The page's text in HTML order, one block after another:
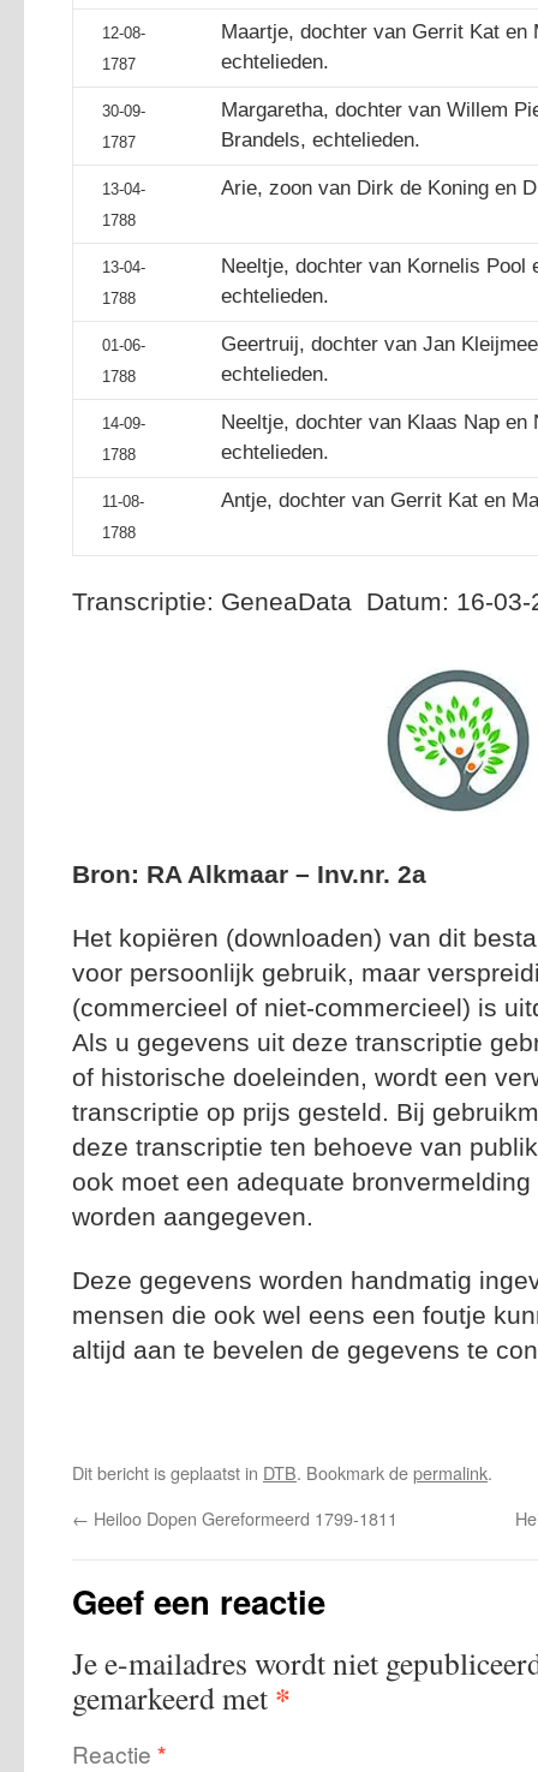
12-08-
1787
Maartje, dochter van Gerrit Kat en
echtelieden.
30-09-
1787
Margaretha, dochter van Willem
Brandels, echtelieden.
13-04-
1788
Arie, zoon van Dirk de Koning en
13-04-
1788
Neeltje, dochter van Kornelis Pool
echtelieden.
01-06-
1788
Geertruij, dochter van Jan
echtelieden.
14-09-
1788
Neeltje, dochter van Klaas Nap
echtelieden.
11-08-
1788
Antje, dochter van Gerrit Kat en
Transcriptie: GeneaData Datum: 16-03-
Bron: RA Alkmaar – Inv.nr. 2a
Het kopiëren (downloaden) van dit
voor persoonlijk gebruik, maar
(commercieel of niet-commercieel) is
Als u gegevens uit deze transcriptie
of historische doeleinden, wordt een
transcriptie op prijs gesteld. Bij
deze transcriptie ten behoeve van
ook moet een adequate
worden aangegeven.
Deze gegevens worden handmatig
mensen die ook wel eens een foutje
altijd aan te bevelen de gegevens te
Dit bericht is geplaatst in DTB. Bookmark depermalink.
← Heiloo Dopen Gereformeerd 1799-1811
Geef een reactie
Je e-mailadres wordt niet
gemarkeerd met *
Reactie *